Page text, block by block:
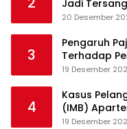
Jadi
Pengadaan
20 Desember
3
Pengaruh
Terhadap
Jambi
19 Desember
4
Kasus
(IMB)
Yogyakarta
19 Desember